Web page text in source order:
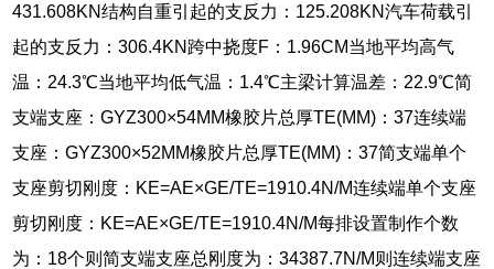
431.608KN结构自重引起的支反力：125.208KN汽车荷载引
起的支反力：306.4KN跨中挠度F：1.96CM当地平均高气
温：24.3℃当地平均低气温：1.4℃主梁计算温差：22.9℃简
支端支座：GYZ300×54MM橡胶片总厚TE(MM)：37连续端
支座：GYZ300×52MM橡胶片总厚TE(MM)：37简支端单个
支座剪切刚度：KE=AE×GE/TE=1910.4N/M连续端单个支座
剪切刚度：KE=AE×GE/TE=1910.4N/M每排设置制作个数
为：18个则简支端支座总刚度为：34387.7N/M则连续端支座